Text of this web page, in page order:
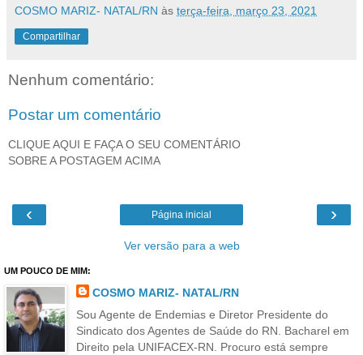
COSMO MARIZ- NATAL/RN às terça-feira, março 23, 2021
Compartilhar
Nenhum comentário:
Postar um comentário
CLIQUE AQUI E FAÇA O SEU COMENTÁRIO
SOBRE A POSTAGEM ACIMA
‹ ›
Página inicial
Ver versão para a web
UM POUCO DE MIM:
COSMO MARIZ- NATAL/RN
Sou Agente de Endemias e Diretor Presidente do
Sindicato dos Agentes de Saúde do RN. Bacharel em
Direito pela UNIFACEX-RN. Procuro está sempre